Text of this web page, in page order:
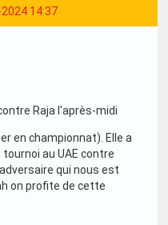
14:37
Raja l'après-midi
en championnat). Elle a
au UAE contre
qui nous est
on profite de cette